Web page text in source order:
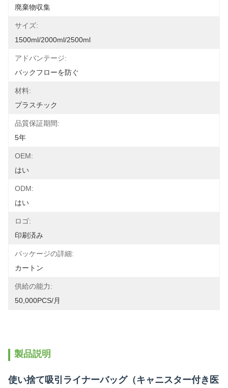
廃棄物収集
サイズ:
1500ml/2000ml/2500ml
アドバンテージ:
バックフローを防ぐ
材料:
プラスチック
品質保証期間:
5年
OEM:
はい
ODM:
はい
ロゴ:
印刷済み
パッケージの詳細:
カートン
供給の能力:
50,000PCS/月
製品説明
使い捨て吸引ライナーバッグ（キャニスター付き医